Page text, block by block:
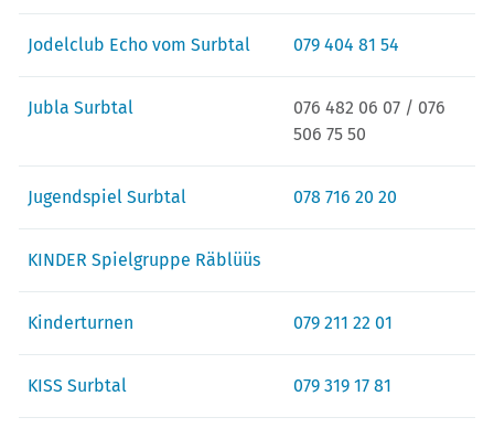
Jodelclub Echo vom Surbtal 079 404 81 54
Jubla Surbtal
076 482 06 07 / 076
506 75 50
Jugendspiel Surbtal 078 716 20 20
KINDER Spielgruppe Räblüüs
Kinderturnen 079 211 22 01
KISS Surbtal 079 319 17 81